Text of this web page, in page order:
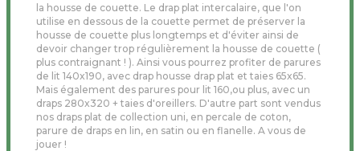
la housse de couette. Le drap plat intercalaire, que l'on
utilise en dessous de la couette permet de préserver la
housse de couette plus longtemps et d'éviter ainsi de
devoir changer trop régulièrement la housse de couette (
plus contraignant ! ). Ainsi vous pourrez profiter de parures
de lit 140x190, avec drap housse drap plat et taies 65x65.
Mais également des parures pour lit 160,ou plus, avec un
draps 280x320 + taies d'oreillers. D'autre part sont vendus
nos draps plat de collection uni, en percale de coton,
parure de draps en lin, en satin ou en flanelle. A vous de
jouer !